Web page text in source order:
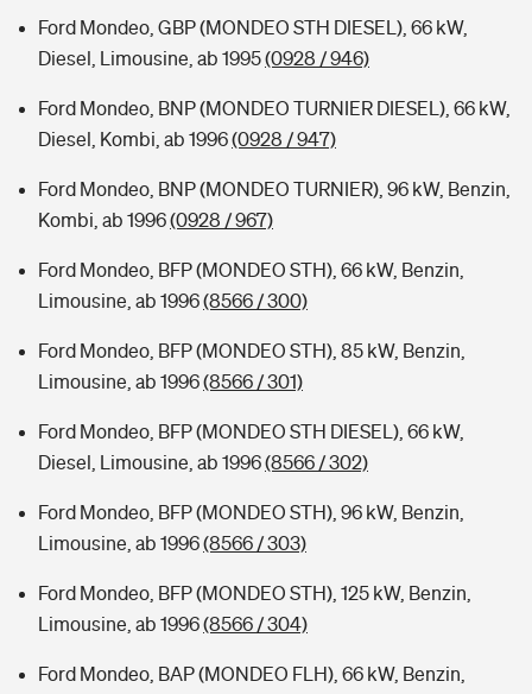
Ford Mondeo, GBP (MONDEO STH DIESEL), 66 kW,
Diesel, Limousine, ab 1995(0928 / 946)
Ford Mondeo, BNP (MONDEO TURNIER DIESEL), 66 kW,
Diesel, Kombi, ab 1996(0928 / 947)
Ford Mondeo, BNP (MONDEO TURNIER), 96 kW, Benzin,
Kombi, ab 1996(0928 / 967)
Ford Mondeo, BFP (MONDEO STH), 66 kW, Benzin,
Limousine, ab 1996(8566 / 300)
Ford Mondeo, BFP (MONDEO STH), 85 kW, Benzin,
Limousine, ab 1996(8566 / 301)
Ford Mondeo, BFP (MONDEO STH DIESEL), 66 kW,
Diesel, Limousine, ab 1996(8566 / 302)
Ford Mondeo, BFP (MONDEO STH), 96 kW, Benzin,
Limousine, ab 1996(8566 / 303)
Ford Mondeo, BFP (MONDEO STH), 125 kW, Benzin,
Limousine, ab 1996(8566 / 304)
Ford Mondeo, BAP (MONDEO FLH), 66 kW, Benzin,